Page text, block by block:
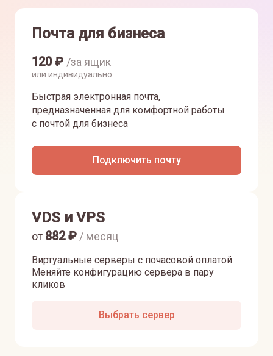
Почта для бизнеса
120₽ /за ящик
или индивидуально
Быстрая электронная почта,
предназначенная для комфортной работы
с почтой для бизнеса
Подключить почту
VDS и VPS
Виртуальные серверы с почасовой оплатой.
Меняйте конфигурацию сервера в пару
кликов
от 882₽ / месяц
Выбрать сервер